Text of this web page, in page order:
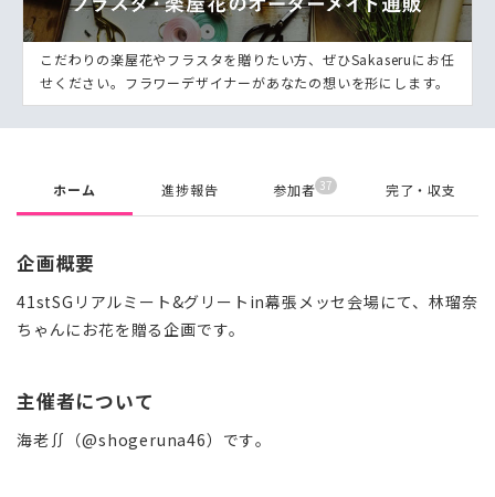
こだわりの楽屋花やフラスタを贈りたい方、ぜひSakaseruにお任
せください。フラワーデザイナーがあなたの想いを形にします。
ホーム 進捗報告 参加者 37 完了・収支
企画概要
41stSGリアルミート&グリートin幕張メッセ会場にて、林瑠奈
ちゃんにお花を贈る企画です。
主催者について
海老∬（@shogeruna46）です。